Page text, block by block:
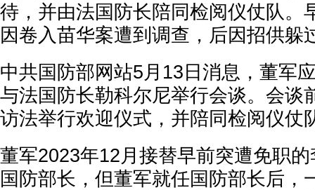
待，并由法国防长陪同检阅仪仗队。
因卷入苗华案遭到调查，后因招供躲
中共国防部网站5月13日消息，董军
与法国防长勒科尔尼举行会谈。会谈
访法举行欢迎仪式，并陪同检阅仪仗
董军2023年12月接替早前突遭免职
国防部长，但董军就任国防部长后，